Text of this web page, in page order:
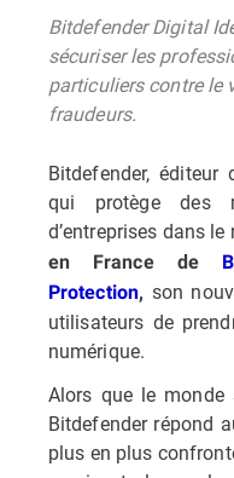
Bitdefender Digital
sécuriser les
particuliers contre le
fraudeurs.
Bitdefender, éditeur
qui protège des
d’entreprises dans
en France de
Protection, son
utilisateurs de
numérique.
Alors que le
Bitdefender répond
plus en plus